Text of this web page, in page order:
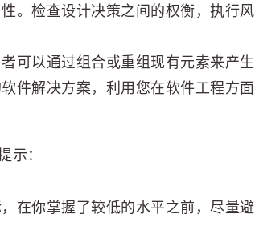
。检查设计决策之间的权衡，执行风
可以通过组合或重组现有元素来产生
件解决方案，利用您在软件工程方面
示：
在你掌握了较低的水平之前，尽量避